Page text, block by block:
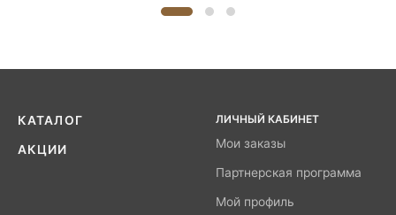
КАТАЛОГ
АКЦИИ
ЛИЧНЫЙ КАБИНЕТ
Мои заказы
Партнерская программа
Мой профиль